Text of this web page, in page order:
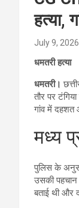
हत्या,
July 9, 2026
धमतरी हत्या
धमतरी।
तौर पर
गांव में दहशत
मध्य
पुलिस के
उसकी पहचान
बताई थी और